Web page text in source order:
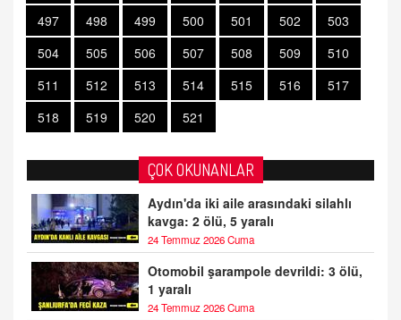
497 498 499 500 501 502
503
504
505 506 507 508 509
510
511
512 513 514 515 516
517
518
519 520 521
ÇOK OKUNANLAR
Aydın'da iki aile arasındaki silahlı
kavga: 2 ölü, 5 yaralı
24 Temmuz 2026 Cuma
Otomobil şarampole devrildi: 3 ölü,
1 yaralı
24 Temmuz 2026 Cuma